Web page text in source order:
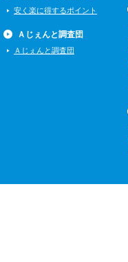
安く楽に得するポイント
Ａじぇんと調査団
Ａじぇんと調査団